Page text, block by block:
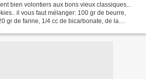
bien volontiers aux bons vieux classiques...
il vous faut mélanger: 100 gr de beurre,
gr de farine, 1/4 cc de bicarbonate, de la